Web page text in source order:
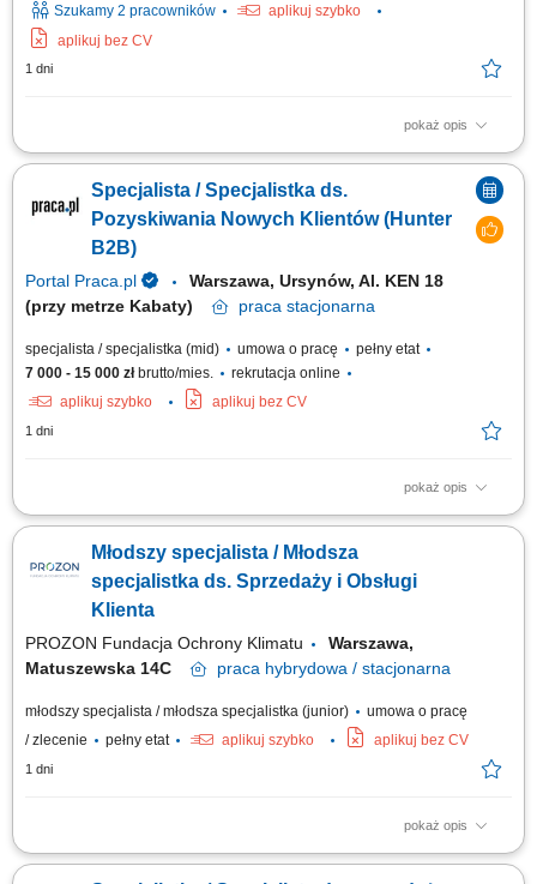
Szukamy 2 pracowników
aplikuj szybko
aplikuj bez CV
1 dni
pokaż opis
As a Sales Representative (Presales) with German – Hybrid, working on
site in Warsaw, Poland, you’ll be a part of bringing humanity to business.
#experienceTTEC Our employees have spoken. Our purpose, team, and
company culture are amazing and our Great Place to Work® certification
in Poland...
Specjalista / Specjalistka ds.
Pozyskiwania Nowych Klientów (Hunter
B2B)
Portal Praca.pl
Warszawa, Ursynów, Al. KEN 18
(przy metrze Kabaty)
praca stacjonarna
specjalista / specjalistka (mid) umowa o pracę
pełny etat
7 000 - 15 000 złbrutto/mies.
rekrutacja online
aplikuj szybko
aplikuj bez CV
1 dni
pokaż opis
Zakres obowiązków: Będziesz pierwszą osobą, z którą rozmawia klient.
odpowiednie wsparcie. szybkie nawiązywanie kontaktu z klientami
przekazanymi do obsługi, diagnozowanie potrzeb i ocena gotowości
klienta do...
Młodszy specjalista / Młodsza
specjalistka ds. Sprzedaży i Obsługi
Klienta
PROZON Fundacja Ochrony Klimatu
Warszawa,
Matuszewska 14C
praca hybrydowa / stacjonarna
młodszy specjalista / młodsza specjalistka (junior)
umowa o pracę
/ zlecenie
pełny etat aplikuj szybko aplikuj bez CV
1 dni
pokaż opis
Opis stanowiska Nawiązywanie współpracy z nowymi klientami oraz